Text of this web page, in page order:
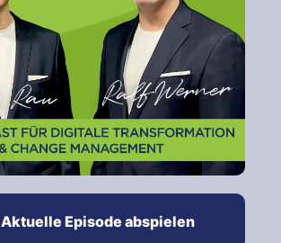
Aktuelle Episode abspielen